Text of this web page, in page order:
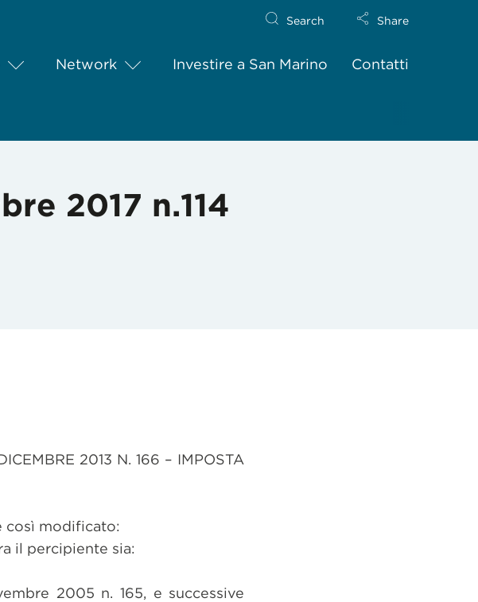
Network Investire a San Marino Contatti
Search Share
2017 n.114
2013 N. 166 – IMPOSTA
così modificato:
il percipiente sia:
2005 n. 165, e successive